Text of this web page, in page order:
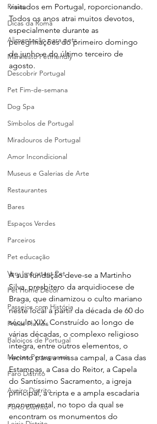
Praias
Dicas da Romã
Alimentação para pets
Manifesto Petfriendly
Descobrir Portugal
Pet Fim-de-semana
Dog Spa
Símbolos de Portugal
Miradouros de Portugal
Amor Incondicional
Museus e Galerias de Arte
Restaurantes
Bares
Espaços Verdes
Parceiros
Pet educação
Very Important Pet
Pet Home Decor
Passeios com História
Praias Fluviais
Baloiços de Portugal
Marcas Portuguesas
Faro Distrito
Aveiro Distrito
Porto Distrito
visitados em Portugal, roporcionando.
Todos os anos atrai muitos devotos,
especialmente durante as
peregrinações do primeiro domingo
de junho e do último terceiro de
agosto.
A sua fundação deve-se a Martinho
Silva, presbítero da arquidiocese de
Braga, que dinamizou o culto mariano
neste local a partir da década de 60 do
século XIX. Construído ao longo de
várias décadas, o complexo religioso
integra, entre outros elementos, o
recinto para a missa campal, a Casa das
Estampas, a Casa do Reitor, a Capela
do Santíssimo Sacramento, a igreja
principal, a cripta e a ampla escadaria
monumental, no topo da qual se
encontram os monumentos do